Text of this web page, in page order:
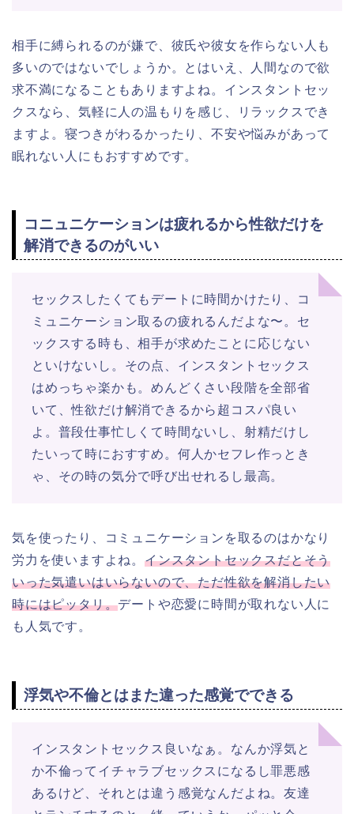
相手に縛られるのが嫌で、彼氏や彼女を作らない人も
多いのではないでしょうか。とはいえ、人間なので欲
求不満になることもありますよね。インスタントセッ
クスなら、気軽に人の温もりを感じ、リラックスでき
ますよ。寝つきがわるかったり、不安や悩みがあって
眠れない人にもおすすめです。
コニュニケーションは疲れるから性欲だけを
解消できるのがいい
セックスしたくてもデートに時間かけたり、コ
ミュニケーション取るの疲れるんだよな〜。セ
ックスする時も、相手が求めたことに応じない
といけないし。その点、インスタントセックス
はめっちゃ楽かも。めんどくさい段階を全部省
いて、性欲だけ解消できるから超コスパ良い
よ。普段仕事忙しくて時間ないし、射精だけし
たいって時におすすめ。何人かセフレ作っとき
ゃ、その時の気分で呼び出せれるし最高。
気を使ったり、コミュニケーションを取るのはかなり
労力を使いますよね。 インスタントセックスだとそう
いった気遣いはいらないので、ただ性欲を解消したい
時にはピッタリ。デートや恋愛に時間が取れない人に
も人気です。
浮気や不倫とはまた違った感覚でできる
インスタントセックス良いなぁ。なんか浮気と
か不倫ってイチャラブセックスになるし罪悪感
あるけど、それとは違う感覚なんだよね。友達